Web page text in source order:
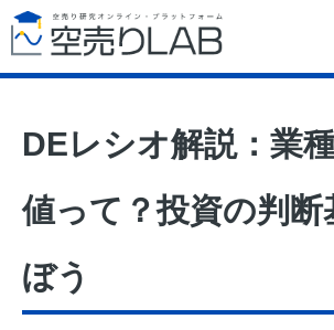
DEレシオ解説：業
値って？投資の判断
ぼう